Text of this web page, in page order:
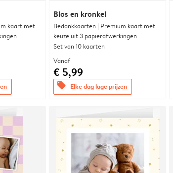
kaart met
Blos en kronkel
Bedankkaarten | Premium kaart met
keuze uit 3 papierafwerkingen
Set van 10 kaarten
Vanaf
€ 5,99
offers Elke dag lage prijzen